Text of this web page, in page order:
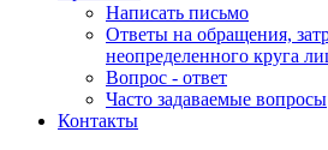
Написать письмо
Ответы на обращения,
неопределенного круга
Вопрос - ответ
Часто задаваемые вопросы
Контакты